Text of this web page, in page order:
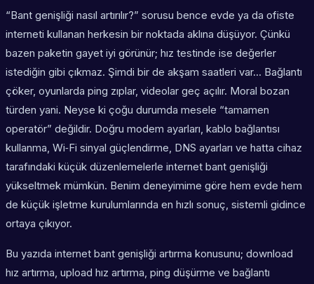
“Bant genişliği nasıl artırılır?” sorusu bence evde ya da ofiste
interneti kullanan herkesin bir noktada aklına düşüyor. Çünkü
bazen paketin gayet iyi görünür; hız testinde ise değerler
istediğin gibi çıkmaz. Şimdi bir de akşam saatleri var… Bağlantı
çöker, oyunlarda ping zıplar, videolar geç açılır. Moral bozan
türden yani. Neyse ki çoğu durumda mesele “tamamen
operatör” değildir. Doğru modem ayarları, kablo bağlantısı
kullanma, Wi‑Fi sinyal güçlendirme, DNS ayarları ve hatta cihaz
tarafındaki küçük düzenlemelerle internet bant genişliği
yükseltmek mümkün. Benim deneyimime göre hem evde hem
de küçük işletme kurulumlarında en hızlı sonuç, sistemli gidince
ortaya çıkıyor.
Bu yazıda internet bant genişliği artırma konusunu; download
hız artırma, upload hız artırma, ping düşürme ve bağlantı